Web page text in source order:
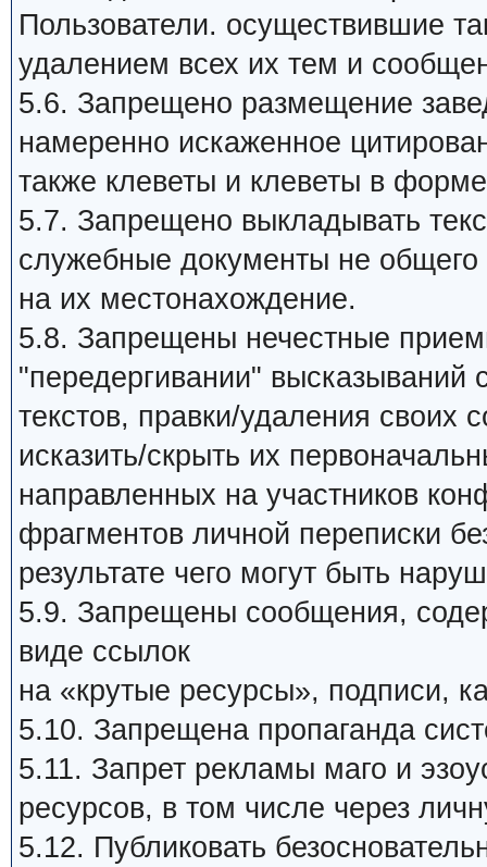
Пользователи. осуществившие
удалением всех их тем и
5.6. Запрещено размещение
намеренно искаженное
также клеветы и клеветы в
5.7. Запрещено выкладывать
служебные документы не
на их местонахождение.
5.8. Запрещены нечестные
"передергивании"
текстов, правки/удаления
исказить/скрыть их
направленных на участников
фрагментов личной переписки
результате чего могут быть
5.9. Запрещены сообщения,
виде ссылок
на «крутые ресурсы», подписи,
5.10. Запрещена пропаганда
5.11. Запрет рекламы маго и
ресурсов, в том числе через
5.12. Публиковать